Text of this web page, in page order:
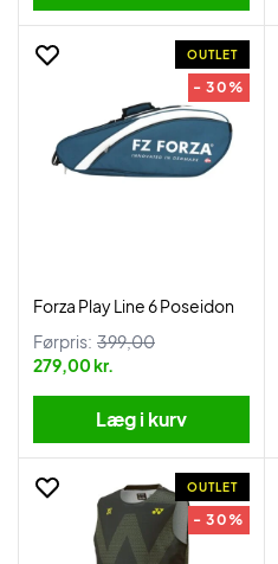
OUTLET
- 30%
Forza Play Line 6 Poseidon
Førpris: 399,00
279,00 kr.
Læg i kurv
OUTLET
- 30%